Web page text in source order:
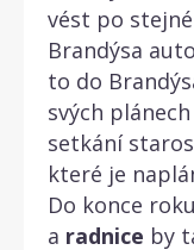
vést po
Brandýsa
to do
svých
setkání
které je
Do konce
a radnice by